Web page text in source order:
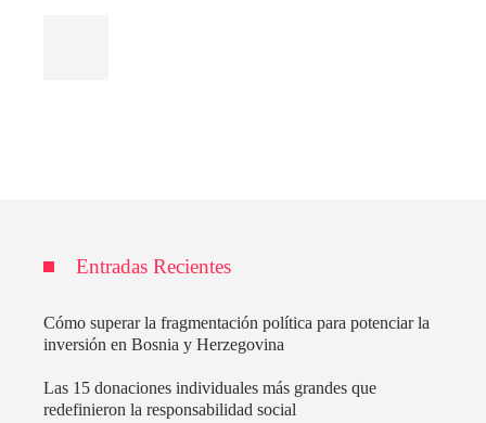
Entradas Recientes
Cómo superar la fragmentación política para potenciar la
inversión en Bosnia y Herzegovina
Las 15 donaciones individuales más grandes que
redefinieron la responsabilidad social